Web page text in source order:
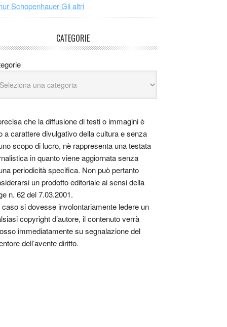
Schopenhauer Gli altri
CATEGORIE
che la diffusione di testi o immagini è
a carattere divulgativo della cultura e senza
scopo di lucro, nè rappresenta una testata
in quanto viene aggiornata senza
periodicità specifica. Non può pertanto
un prodotto editoriale ai sensi della
n. 62 del 7.03.2001.
caso si dovesse involontariamente ledere un
copyright d’autore, il contenuto verrà
immediatamente su segnalazione del
dell’avente diritto.